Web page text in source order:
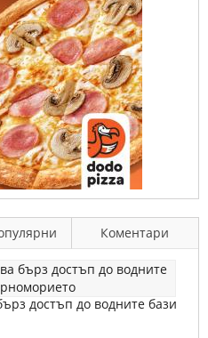
Коментари
достъп до водните бази